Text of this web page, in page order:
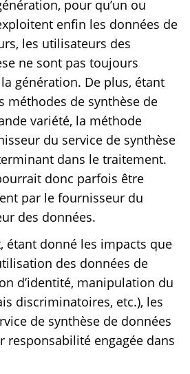
pour qu’un ou
enfin les données de
les utilisateurs des
ne sont pas toujours
génération. De plus, étant
méthodes de synthèse de
variété, la méthode
du service de synthèse
dans le traitement.
donc parfois être
par le fournisseur du
des données.
étant donné les impacts que
des données de
d’identité, manipulation du
discriminatoires, etc.), les
de synthèse de données
responsabilité engagée dans